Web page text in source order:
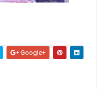
Google+